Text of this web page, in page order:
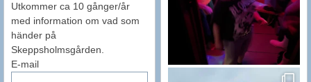
Utkommer ca 10 gånger/år
med information om vad som
händer på
Skeppsholmsgården.
E-mail